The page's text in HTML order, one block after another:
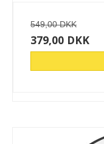
549,00 DKK
379,00 DKK